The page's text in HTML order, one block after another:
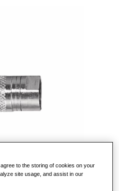
to the storing of cookies on your
site usage, and assist in our